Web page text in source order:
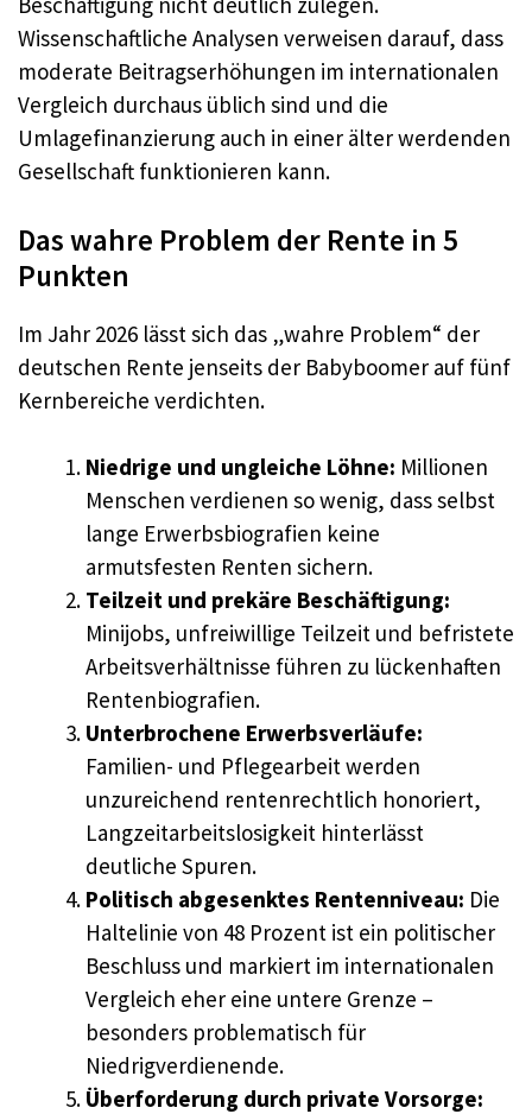
Wissenschaftliche Analysen verweisen darauf, dass
moderate Beitragserhöhungen im internationalen
Vergleich durchaus üblich sind und die
Umlagefinanzierung auch in einer älter werdenden
Gesellschaft funktionieren kann.
Das wahre Problem der Rente in 5
Punkten
Im Jahr 2026 lässt sich das „wahre Problem“ der
deutschen Rente jenseits der Babyboomer auf fünf
Kernbereiche verdichten.
Niedrige und ungleiche Löhne: Millionen
Menschen verdienen so wenig, dass selbst
lange Erwerbsbiografien keine
armutsfesten Renten sichern.
Teilzeit und prekäre Beschäftigung:
Minijobs, unfreiwillige Teilzeit und befristete
Arbeitsverhältnisse führen zu lückenhaften
Rentenbiografien.
Unterbrochene Erwerbsverläufe:
Familien- und Pflegearbeit werden
unzureichend rentenrechtlich honoriert,
Langzeitarbeitslosigkeit hinterlässt
deutliche Spuren.
Politisch abgesenktes Rentenniveau: Die
Haltelinie von 48 Prozent ist ein politischer
Beschluss und markiert im internationalen
Vergleich eher eine untere Grenze –
besonders problematisch für
Niedrigverdienende.
Überforderung durch private Vorsorge: